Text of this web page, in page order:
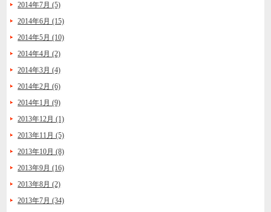
2014年7月 (5)
2014年6月 (15)
2014年5月 (10)
2014年4月 (2)
2014年3月 (4)
2014年2月 (6)
2014年1月 (9)
2013年12月 (1)
2013年11月 (5)
2013年10月 (8)
2013年9月 (16)
2013年8月 (2)
2013年7月 (34)